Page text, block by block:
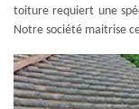
toiture requiert une
Notre société maitrise